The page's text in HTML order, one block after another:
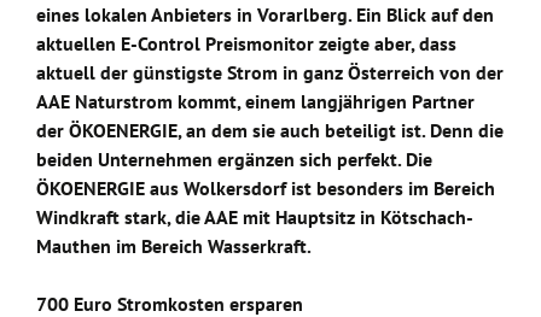
eines lokalen Anbieters in Vorarlberg. Ein Blick auf den
aktuellen E-Control Preismonitor zeigte aber, dass
aktuell der günstigste Strom in ganz Österreich von der
AAE Naturstrom kommt, einem langjährigen Partner
der ÖKOENERGIE, an dem sie auch beteiligt ist. Denn die
beiden Unternehmen ergänzen sich perfekt. Die
ÖKOENERGIE aus Wolkersdorf ist besonders im Bereich
Windkraft stark, die AAE mit Hauptsitz in Kötschach-
Mauthen im Bereich Wasserkraft.
700 Euro Stromkosten ersparen